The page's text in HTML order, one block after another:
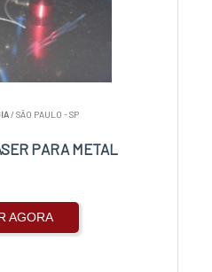
/ SÃO PAULO - SP
PARA METAL
AGORA